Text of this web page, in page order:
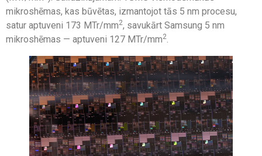
mikroshēmas, kas būvētas, izmantojot tās 5 nm procesu,
satur aptuveni 173 MTr/mm2, savukārt Samsung 5 nm
mikroshēmas — aptuveni 127 MTr/mm2.